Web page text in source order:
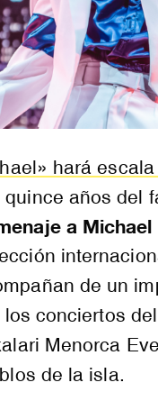
hará
años del
a
de un
conciertos
Menorca
de la isla.